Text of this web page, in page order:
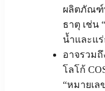
ผลิตภัณฑ์
ธาตุ เช่น
น้ำและแร่
อาจรวมถึ
โลโก้
“หมายเล